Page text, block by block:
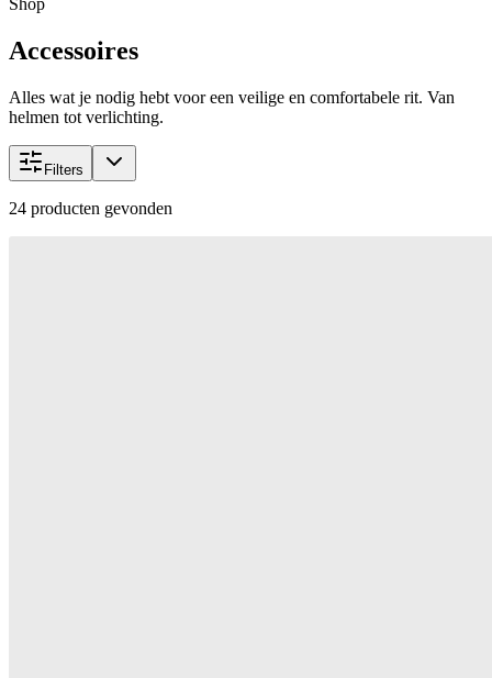
Accessoires
Alles wat je nodig hebt voor een veilige en comfortabele rit. Van
helmen tot verlichting.
Filters
24 producten gevonden